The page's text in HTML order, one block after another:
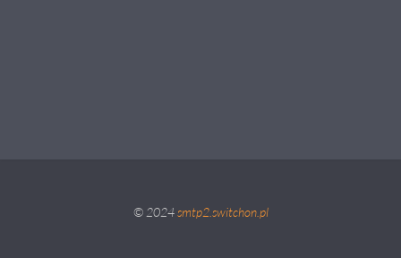
© 2024smtp2.switchon.pl